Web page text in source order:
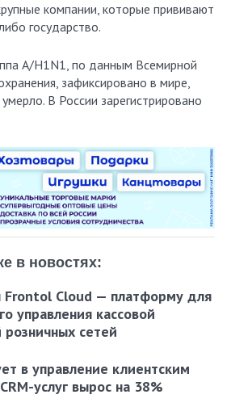
компании, которые прививают
государство.
A/H1N1, по данным Всемирной
зафиксировано в мире,
В России зарегистрировано
в новостях:
Frontol Cloud — платформу для
управления кассовой
сетей
в управление клиентским
услуг вырос на 38%